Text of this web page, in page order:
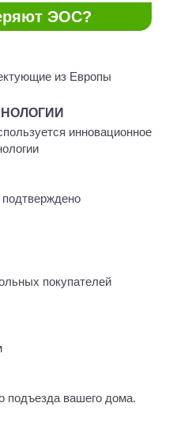
ЭОС?
из Европы
инновационное
покупателей
подъезда вашего дома.